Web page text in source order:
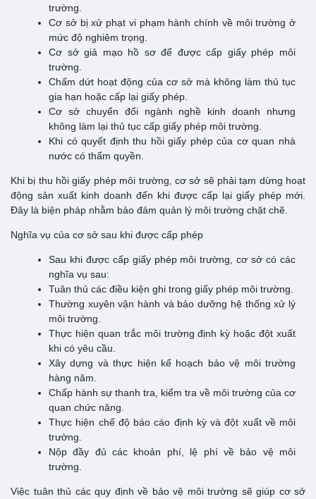
trường.
Cơ sở bị xử phạt vi phạm hành chính về môi trường ở
mức độ nghiêm trọng.
Cơ sở giả mạo hồ sơ để được cấp giấy phép môi
trường.
Chấm dứt hoạt động của cơ sở mà không làm thủ tục
gia hạn hoặc cấp lại giấy phép.
Cơ sở chuyển đổi ngành nghề kinh doanh nhưng
không làm lại thủ tục cấp giấy phép môi trường.
Khi có quyết định thu hồi giấy phép của cơ quan nhà
nước có thẩm quyền.
Khi bị thu hồi giấy phép môi trường, cơ sở sẽ phải tạm dừng hoạt
động sản xuất kinh doanh đến khi được cấp lại giấy phép mới.
Đây là biện pháp nhằm bảo đảm quản lý môi trường chặt chẽ.
Nghĩa vụ của cơ sở sau khi được cấp phép
Sau khi được cấp giấy phép môi trường, cơ sở có các
nghĩa vụ sau:
Tuân thủ các điều kiện ghi trong giấy phép môi trường.
Thường xuyên vận hành và bảo dưỡng hệ thống xử lý
môi trường.
Thực hiện quan trắc môi trường định kỳ hoặc đột xuất
khi có yêu cầu.
Xây dựng và thực hiện kế hoạch bảo vệ môi trường
hàng năm.
Chấp hành sự thanh tra, kiểm tra về môi trường của cơ
quan chức năng.
Thực hiện chế độ báo cáo định kỳ và đột xuất về môi
trường.
Nộp đầy đủ các khoản phí, lệ phí về bảo vệ môi
trường.
Việc tuân thủ các quy định về bảo vệ môi trường sẽ giúp cơ sở